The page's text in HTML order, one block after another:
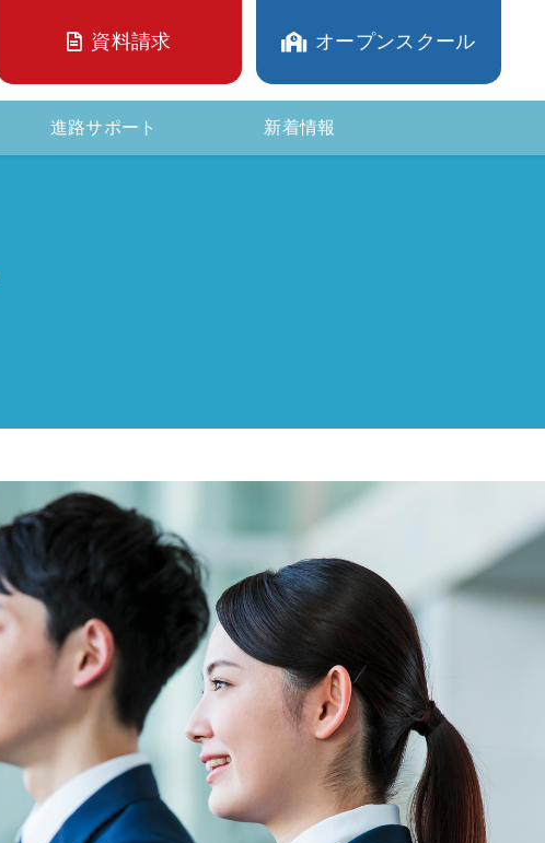
資料請求 オープンスクール
進路サポート 新着情報